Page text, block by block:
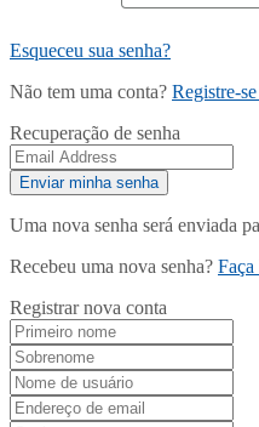
Esqueceu sua senha?
Não tem uma conta? Registre-
Recuperação de senha
Uma nova senha será enviada
Recebeu uma nova senha?
Registrar nova conta